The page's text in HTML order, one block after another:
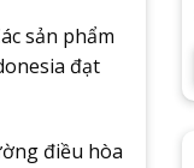
sản phẩm
đạt
điều hòa